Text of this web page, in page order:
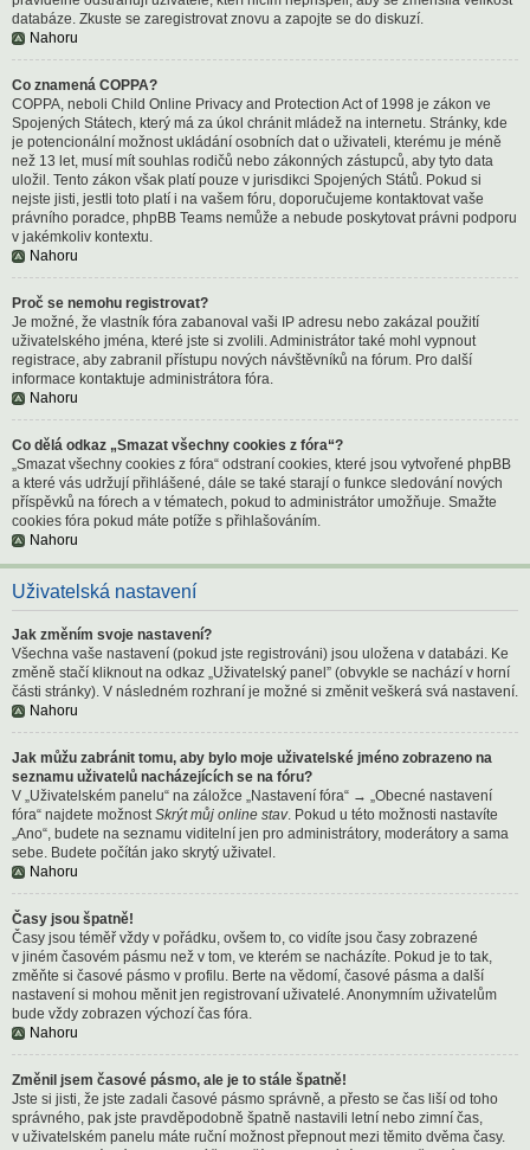
databáze. Zkuste se zaregistrovat znovu a zapojte se do diskuzí.
Nahoru
Co znamená COPPA?
COPPA, neboli Child Online Privacy and Protection Act of 1998 je zákon ve
Spojených Státech, který má za úkol chránit mládež na internetu. Stránky, kde
je potencionální možnost ukládání osobních dat o uživateli, kterému je méně
než 13 let, musí mít souhlas rodičů nebo zákonných zástupců, aby tyto data
uložil. Tento zákon však platí pouze v jurisdikci Spojených Států. Pokud si
nejste jisti, jestli toto platí i na vašem fóru, doporučujeme kontaktovat vaše
právního poradce, phpBB Teams nemůže a nebude poskytovat právni podporu
v jakémkoliv kontextu.
Nahoru
Proč se nemohu registrovat?
Je možné, že vlastník fóra zabanoval vaši IP adresu nebo zakázal použití
uživatelského jména, které jste si zvolili. Administrátor také mohl vypnout
registrace, aby zabranil přístupu nových návštěvníků na fórum. Pro další
informace kontaktuje administrátora fóra.
Nahoru
Co dělá odkaz „Smazat všechny cookies z fóra“?
„Smazat všechny cookies z fóra“ odstraní cookies, které jsou vytvořené phpBB
a které vás udržují přihlášené, dále se také starají o funkce sledování nových
příspěvků na fórech a v tématech, pokud to administrátor umožňuje. Smažte
cookies fóra pokud máte potíže s přihlašováním.
Nahoru
Uživatelská nastavení
Jak změním svoje nastavení?
Všechna vaše nastavení (pokud jste registrováni) jsou uložena v databázi. Ke
změně stačí kliknout na odkaz „Uživatelský panel” (obvykle se nachází v horní
části stránky). V následném rozhraní je možné si změnit veškerá svá nastavení.
Nahoru
Jak můžu zabránit tomu, aby bylo moje uživatelské jméno zobrazeno na
seznamu uživatelů nacházejících se na fóru?
V „Uživatelském panelu“ na záložce „Nastavení fóra“ → „Obecné nastavení
fóra“ najdete možnostSkrýt můj online stav. Pokud u této možnosti nastavíte
„Ano“, budete na seznamu viditelní jen pro administrátory, moderátory a sama
sebe. Budete počítán jako skrytý uživatel.
Nahoru
Časy jsou špatně!
Časy jsou téměř vždy v pořádku, ovšem to, co vidíte jsou časy zobrazené
v jiném časovém pásmu než v tom, ve kterém se nacházíte. Pokud je to tak,
změňte si časové pásmo v profilu. Berte na vědomí, časové pásma a další
nastavení si mohou měnit jen registrovaní uživatelé. Anonymním uživatelům
bude vždy zobrazen výchozí čas fóra.
Nahoru
Změnil jsem časové pásmo, ale je to stále špatně!
Jste si jisti, že jste zadali časové pásmo správně, a přesto se čas liší od toho
správného, pak jste pravděpodobně špatně nastavili letní nebo zimní čas,
v uživatelském panelu máte ruční možnost přepnout mezi těmito dvěma časy.